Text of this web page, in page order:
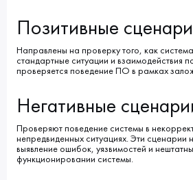
Позитивные
Направлены на проверку того, как
стандартные ситуации и взаимодействия
проверяется поведение ПО в рамках
Негативные
Проверяют поведение системы в
непредвиденных ситуациях. Эти сценарии
выявление ошибок, уязвимостей и
функционировании системы.